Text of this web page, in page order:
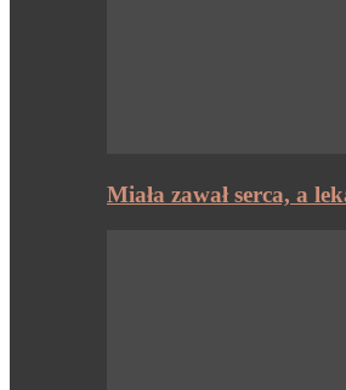
Miała zawał serca, a